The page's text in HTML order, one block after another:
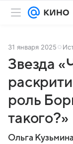
31 января 2025
Звезда
роль
такого?»
Ольга